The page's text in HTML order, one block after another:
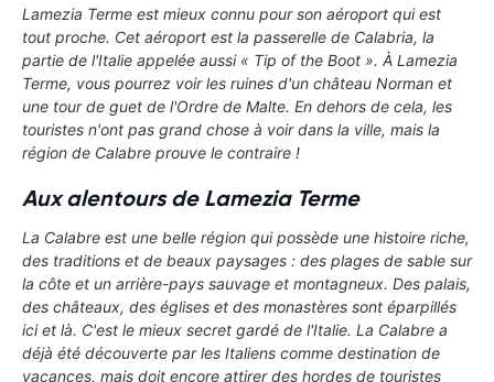
Lamezia Terme est mieux connu pour son aéroport qui est
tout proche. Cet aéroport est la passerelle de Calabria, la
partie de l'Italie appelée aussi « Tip of the Boot ». À Lamezia
Terme, vous pourrez voir les ruines d'un château Norman et
une tour de guet de l'Ordre de Malte. En dehors de cela, les
touristes n'ont pas grand chose à voir dans la ville, mais la
région de Calabre prouve le contraire !
Aux alentours de Lamezia Terme
La Calabre est une belle région qui possède une histoire riche,
des traditions et de beaux paysages : des plages de sable sur
la côte et un arrière-pays sauvage et montagneux. Des palais,
des châteaux, des églises et des monastères sont éparpillés
ici et là. C'est le mieux secret gardé de l'Italie. La Calabre a
déjà été découverte par les Italiens comme destination de
vacances, mais doit encore attirer des hordes de touristes